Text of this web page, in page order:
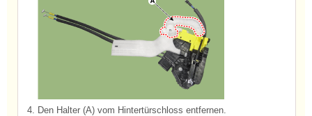
4. Den Halter (A) vom Hintertürschloss entfernen.